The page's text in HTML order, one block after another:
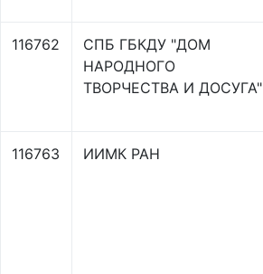
116762
СПБ ГБКДУ "ДОМ
НАРОДНОГО
ТВОРЧЕСТВА И ДОСУГА"
116763 ИИМК РАН